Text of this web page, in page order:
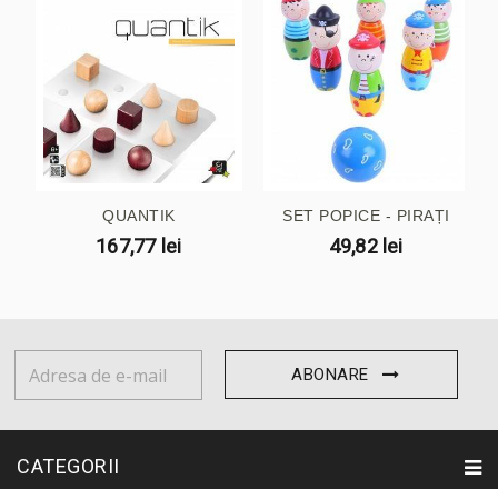
QUANTIK
167,77 lei
SET POPICE - PIRAȚI
49,82 lei
ABONARE
CATEGORII